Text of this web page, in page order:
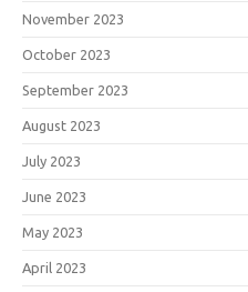
November 2023
October 2023
September 2023
August 2023
July 2023
June 2023
May 2023
April 2023